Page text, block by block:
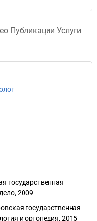
Публикации Услуги
государственная
2009
государственная
и ортопедия, 2015